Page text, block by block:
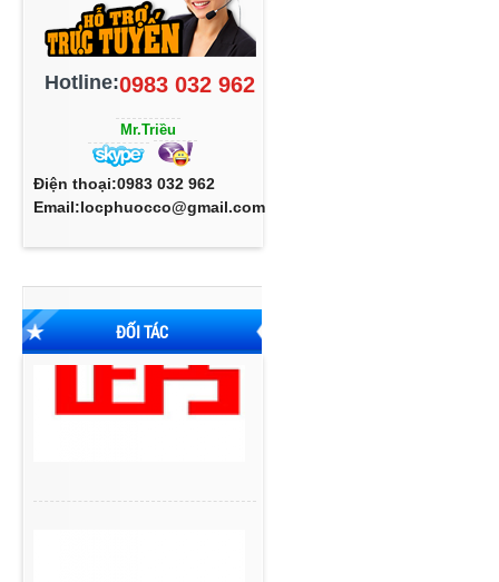
Hotline:0983 032 962
Mr.Triều
Điện thoại:0983 032 962
Email:locphuocco@gmail.com
ĐỐI TÁC